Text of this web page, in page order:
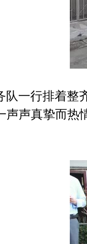
队一行排着整
声声真挚而热